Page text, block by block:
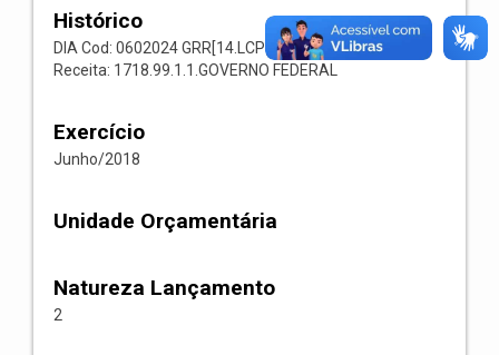
Histórico
DIA Cod: 0602024 GRR[14.LCP 66] Codigo: 001019
Receita: 1718.99.1.1.GOVERNO FEDERAL
Exercício
Junho/2018
Unidade Orçamentária
Natureza Lançamento
2